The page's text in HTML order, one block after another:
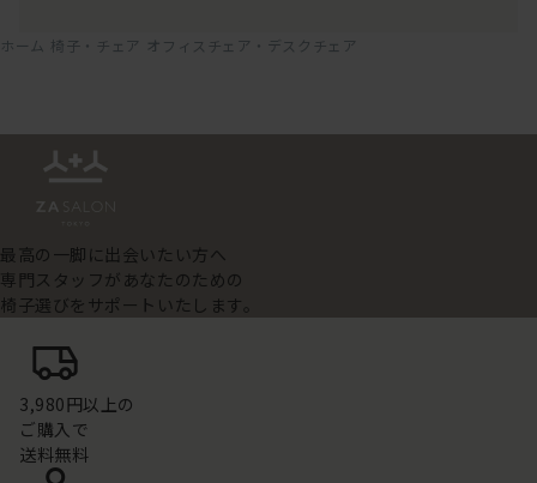
ホーム 椅子・チェア オフィスチェア・デスクチェア
最高の一脚に出会いたい方へ
専門スタッフがあなたのための
椅子選びをサポートいたします。
3,980円以上の
ご購入で
送料無料